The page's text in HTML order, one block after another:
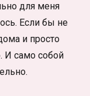
для меня
Если бы не
и просто
И само собой